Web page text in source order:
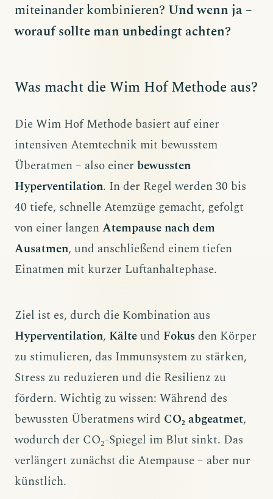
miteinander kombinieren? Und wenn ja –
worauf sollte man unbedingt achten?
Was macht die Wim Hof Methode aus?
Die Wim Hof Methode basiert auf einer
intensiven Atemtechnik mit bewusstem
Überatmen – also einer bewussten
Hyperventilation. In der Regel werden 30 bis
40 tiefe, schnelle Atemzüge gemacht, gefolgt
von einer langenAtempause nach dem
Ausatmen, und anschließend einem tiefen
Einatmen mit kurzer Luftanhaltephase.
Ziel ist es, durch die Kombination aus
Hyperventilation, Kälteund Fokus den Körper
zu stimulieren, das Immunsystem zu stärken,
Stress zu reduzieren und die Resilienz zu
fördern. Wichtig zu wissen: Während des
bewussten Überatmens wird CO₂ abgeatmet,
wodurch der CO₂-Spiegel im Blut sinkt. Das
verlängert zunächst die Atempause – aber nur
künstlich.